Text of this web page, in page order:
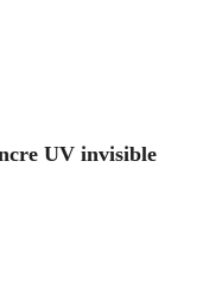
UV invisible